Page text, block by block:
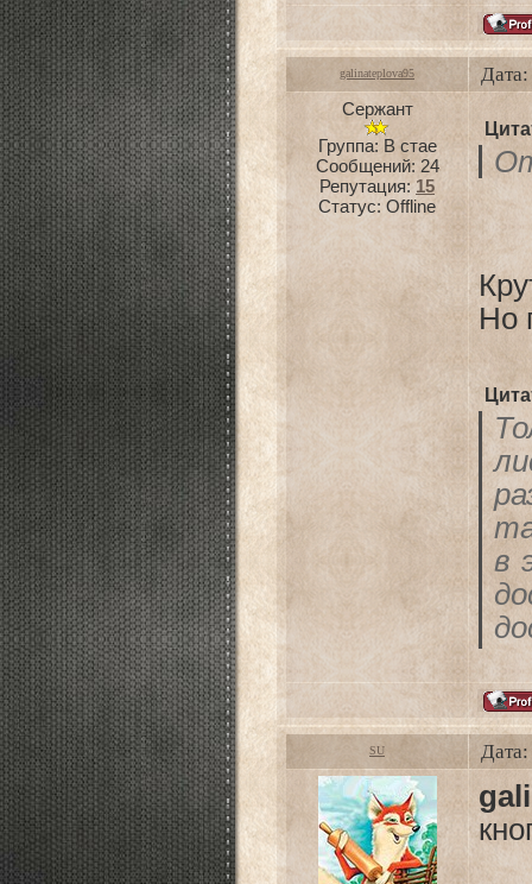
galinateplova95
Сержант
Группа: В стае
Сообщений: 24
Репутация: 15
Статус: Offline
Но
в
SU